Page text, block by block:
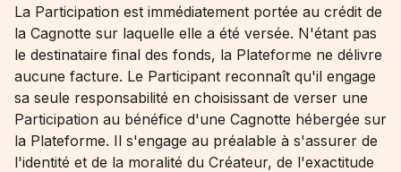
La Participation est immédiatement portée au crédit de
la Cagnotte sur laquelle elle a été versée. N'étant pas
le destinataire final des fonds, la Plateforme ne délivre
aucune facture. Le Participant reconnaît qu'il engage
sa seule responsabilité en choisissant de verser une
Participation au bénéfice d'une Cagnotte hébergée sur
la Plateforme. Il s'engage au préalable à s'assurer de
l'identité et de la moralité du Créateur, de l'exactitude